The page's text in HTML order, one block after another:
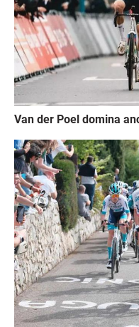
Van der Poel domina
Immagine